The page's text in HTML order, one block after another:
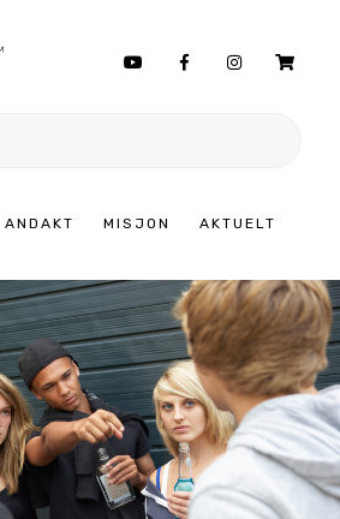
ANDAKT MISJON AKTUELT